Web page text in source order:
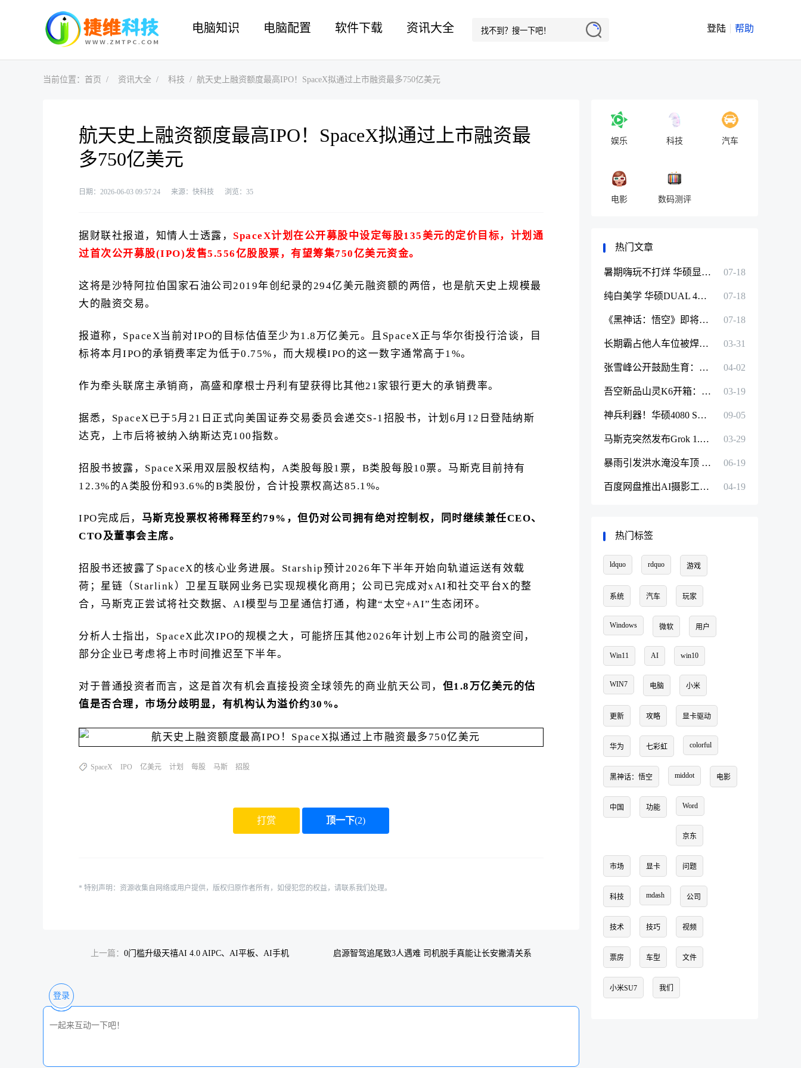
电脑知识 电脑配置 软件下载 资讯大全 登陆 帮助
当前位置： 首页 资讯大全 科技 航天史上融资额度最高IPO！SpaceX拟通过上市融资最多750亿美元
航天史上融资额度最高IPO！SpaceX拟通过上市融资最
多750亿美元
日期：2026-06-03 09:57:24 来源：快科技 浏览： 35
据财联社报道，知情人士透露， SpaceX计划在公开募股中设定每股135美元的定价目标，计划通
过首次公开募股(IPO)发售5.556亿股股票，有望筹集750亿美元资金。
这将是沙特阿拉伯国家石油公司2019年创纪录的294亿美元融资额的两倍，也是航天史上规模最
大的融资交易。
报道称，SpaceX当前对IPO的目标估值至少为1.8万亿美元。且SpaceX正与华尔街投行洽谈，目
标将本月IPO的承销费率定为低于0.75%，而大规模IPO的这一数字通常高于1%。
作为牵头联席主承销商，高盛和摩根士丹利有望获得比其他21家银行更大的承销费率。
据悉，SpaceX已于5月21日正式向美国证券交易委员会递交S-1招股书，计划6月12日登陆纳斯
达克，上市后将被纳入纳斯达克100指数。
招股书披露，SpaceX采用双层股权结构，A类股每股1票，B类股每股10票。马斯克目前持有
12.3%的A类股份和93.6%的B类股份，合计投票权高达85.1%。
IPO完成后， 马斯克投票权将稀释至约79%，但仍对公司拥有绝对控制权，同时继续兼任CEO、
CTO及董事会主席。
招股书还披露了SpaceX的核心业务进展。Starship预计2026年下半年开始向轨道运送有效载
荷；星链（Starlink）卫星互联网业务已实现规模化商用；公司已完成对xAI和社交平台X的整
合，马斯克正尝试将社交数据、AI模型与卫星通信打通，构建“太空+AI”生态闭环。
分析人士指出，SpaceX此次IPO的规模之大，可能挤压其他2026年计划上市公司的融资空间，
部分企业已考虑将上市时间推迟至下半年。
对于普通投资者而言，这是首次有机会直接投资全球领先的商业航天公司， 但1.8万亿美元的估
值是否合理，市场分歧明显，有机构认为溢价约30%。
SpaceX IPO 亿美元 计划 每股 马斯 招股
打赏 顶一下(2)
* 特别声明：资源收集自网络或用户提供，版权归原作者所有，如侵犯您的权益，请联系我们处理。
上一篇： 0门槛升级天禧AI 4.0 AIPC、AI平板、AI手机 启源智驾追尾致3人遇难 司机脱手真能让长安撇清关系
登录
娱乐 科技 汽车
电影 数码测评
热门文章
暑期嗨玩不打烊 华硕显卡驰骋游戏世界！ 07-18
纯白美学 华硕DUAL 4070S EVO WHITE显卡 07-18
《黑神话：悟空》即将发布 你的显卡准备好了吗 07-18
长期霸占他人车位被焊死后续 丰田车主强行破坏围挡将车开走 03-31
张雪峰公开鼓励生育：女员工生孩子奖1万 男员工妻子奖6666元 04-02
吾空新品山灵K6开箱：性价比AIPC开启游戏新征程 03-19
神兵利器！华硕4080 SUPER显卡4K全景光追高帧畅玩《黑神话：悟空》 09-05
马斯克突然发布Grok 1.5！上下文长度飙升16倍和GPT-4齐平 03-29
暴雨引发洪水淹没车顶 央视点赞五菱4S店员工破窗救人 06-19
百度网盘推出AI摄影工具超能画布 修图效率提升90倍 04-19
热门标签
ldquo rdquo 游戏
系统 汽车 玩家
Windows 微软 用户
Win11 AI win10
WIN7 电脑 小米
更新 攻略 显卡驱动
华为 七彩虹 colorful
黑神话：悟空 middot 电影
中国 功能 Word
京东
市场 显卡 问题
科技 mdash 公司
技术 技巧 视频
票房 车型 文件
小米SU7 我们